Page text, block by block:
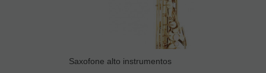
Saxofone alto instrumentos